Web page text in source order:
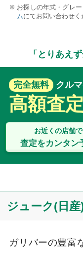
お探しの年式・グレ
ムにてお問い合わせく
「とりあえ
完全無料 クル
高額査定
お近くの店舗で
査定をカンタン
ジューク(日
ガリバーの豊富